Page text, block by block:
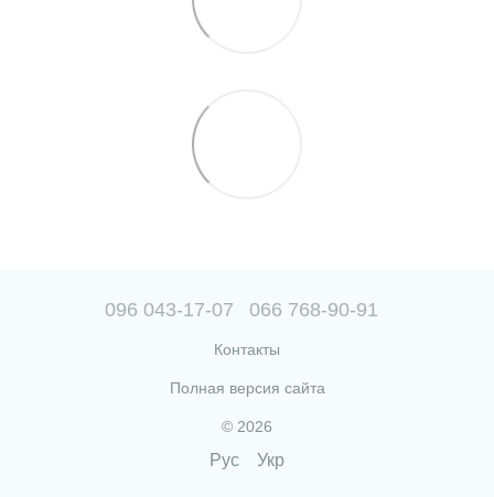
096 043-17-07 066 768-90-91
Контакты
Полная версия сайта
© 2026
Рус Укр